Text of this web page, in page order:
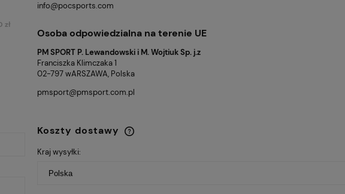
zł
info@pocsports.com
Osoba odpowiedzialna na terenie UE
PM SPORT P. Lewandowski i M. Wojtiuk Sp. j.z
Franciszka Klimczaka 1
02-797 wARSZAWA, Polska
pmsport@pmsport.com.pl
Koszty dostawy
Kraj wysyłki: